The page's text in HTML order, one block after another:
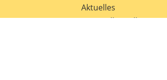
Aktuelles
Materialbestellung